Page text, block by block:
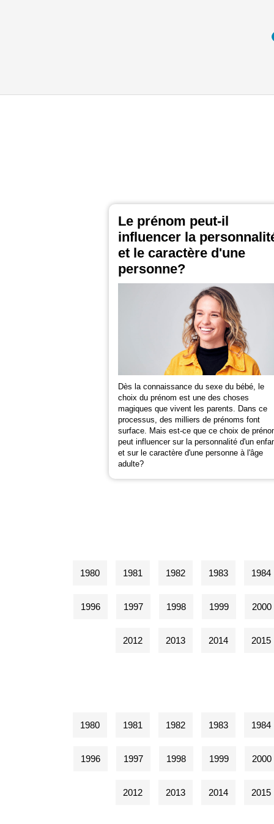
Le prénom peut-il
influencer la
et le caractère d'une
personne?
Dès la connaissance du sexe du bébé, le
choix du prénom est une des choses
magiques que vivent les parents. Dans ce
processus, des milliers de prénoms font
surface. Mais est-ce que ce choix de
peut influencer sur la personnalité d'un
et sur le caractère d'une personne à l'âge
adulte?
1980 1981 1982 1983 1984
1996 1997 1998 1999 2000
2012 2013 2014 2015
1980 1981 1982 1983 1984
1996 1997 1998 1999 2000
2012 2013 2014 2015